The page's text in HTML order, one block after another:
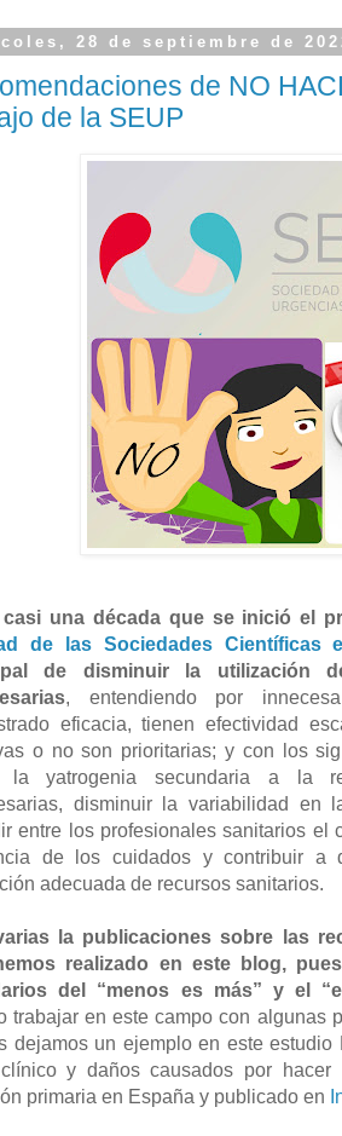
28 de septiembre de
de NO
de la SEUP
casi una década que se inició el
de las Sociedades Científicas
de disminuir la utilización
, entendiendo por
eficacia, tienen efectividad
o no son prioritarias; y con los
la yatrogenia secundaria a la
disminuir la variabilidad en
entre los profesionales sanitarios el
de los cuidados y contribuir a
adecuada de recursos sanitarios.
la publicaciones sobre las
realizado en este blog,
del “menos es más” y el
trabajar en este campo con algunas
dejamos un ejemplo en este
y daños causados por
primaria en España y publicado en